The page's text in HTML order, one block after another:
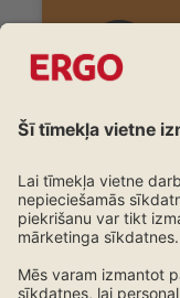
Jautā
Whatsapp